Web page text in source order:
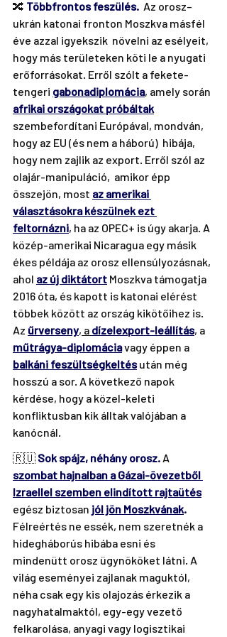
🔀 Többfrontos feszülés.
  Az orosz–
ukrán katonai fronton Moszkva másfél
éve azzal igyekszik  növelni az esélyeit,
hogy más területeken köti le a nyugati
erőforrásokat. Erről szólt a fekete-
tengeri gabonadiplomácia, amely során
afrikai országokat próbáltak
szembefordítani Európával, mondván,
hogy az EU (és nem a háború)  hibája,
hogy nem zajlik az export. Erről szól az
olajár-manipuláció,  amikor épp
összejön, most az amerikai
választásokra készülnek ezt
feltornázni, ha az OPEC+ is úgy akarja. A
közép-amerikai Nicaragua egy másik
ékes példája az orosz ellensúlyozásnak,
ahol az új diktátort Moszkva támogatja
2016 óta, és kapott is katonai elérést
többek között az ország kikötőihez is.
Az űrverseny, a dízelexport-leállítás, a
műtrágya-diplomácia vagy éppen a
balkáni feszültségkeltés után még
hosszú a sor. A következő napok
kérdése, hogy a közel-keleti
konfliktusban kik álltak valójában a
kanócnál.
🇷🇺 Sok spájz, néhány orosz. A
szombat hajnalban a Gázai-övezetből
Izraellel szemben elindított rajtaütés
egész biztosan jól jön Moszkvának.
Félreértés ne essék, nem szeretnék a
hidegháborús hibába esni és
mindenütt orosz ügynököket látni. A
világ eseményei zajlanak maguktól,
néha csak egy kis olajozás érkezik a
nagyhatalmaktól, egy-egy vezető
felkarolása, anyagi vagy logisztikai